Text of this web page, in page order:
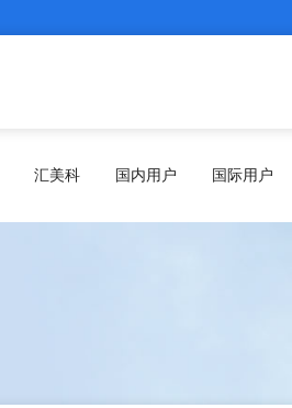
汇美科 国内用户 国际用户